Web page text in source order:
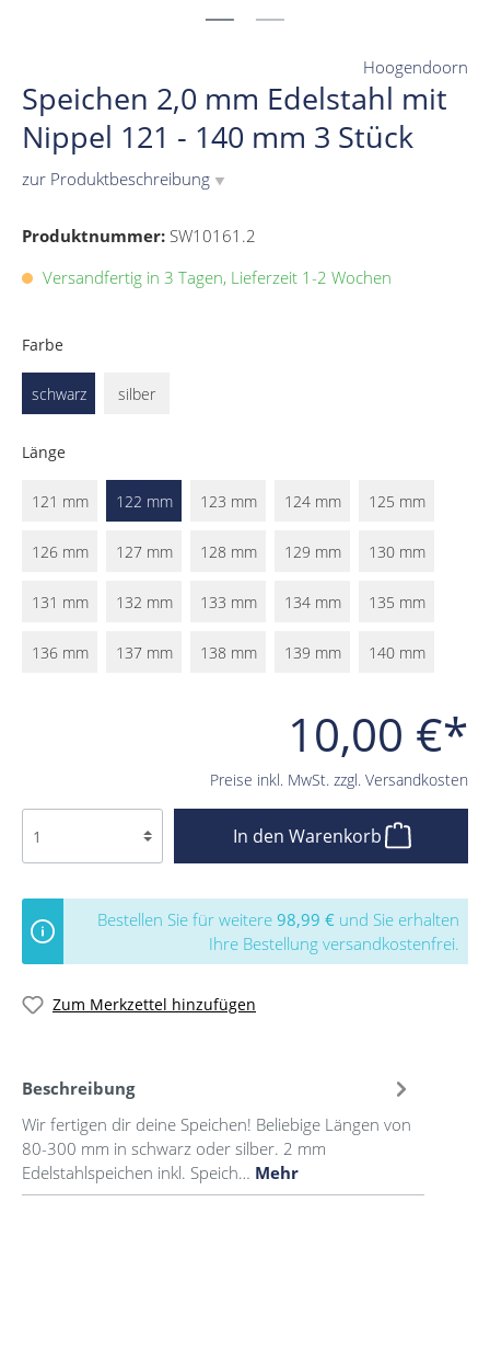
Speichen 2,0 mm Edelstahl mit
Nippel 121 - 140 mm 3 Stück
zur Produktbeschreibung ▼
Hoogendoorn
Produktnummer: SW10161.2
10,00 €*
Preise inkl. MwSt. zzgl. Versandkosten
Versandfertig in 3 Tagen, Lieferzeit 1-2 Wochen
Farbe
schwarz silber
Länge
121 mm 122 mm 123 mm 124 mm 125 mm
126 mm 127 mm 128 mm 129 mm 130 mm
131 mm 132 mm 133 mm 134 mm 135 mm
136 mm 137 mm 138 mm 139 mm 140 mm
In den Warenkorb
Bestellen Sie für weitere 98,99 € und Sie erhalten
Ihre Bestellung versandkostenfrei.
Zum Merkzettel hinzufügen
Beschreibung
Wir fertigen dir deine Speichen! Beliebige Längen von
80-300 mm in schwarz oder silber. 2 mm
Edelstahlspeichen inkl. Speich… Mehr